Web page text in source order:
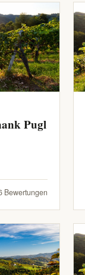
Pugl
Bewertungen